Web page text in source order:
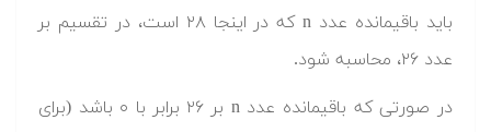
باید باقیمانده عدد n که در اینجا ۲۸ است، در تقسیم بر
عدد ۲۶، محاسبه شود.
در صورتی که باقیمانده عدد n بر ۲۶ برابر با ۰ باشد (برای